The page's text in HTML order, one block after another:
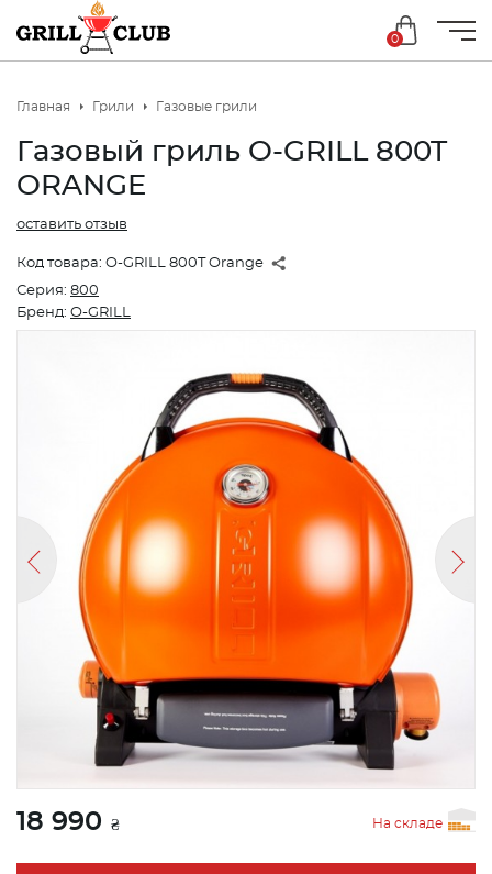
0
Главная Грили Газовые грили
Газовый гриль O-GRILL 800T
ORANGE
Код товара: O-GRILL 800T Orange
оставить отзыв
Бренд: O-GRILL
Серия: 800
18 990 ₴ На складе